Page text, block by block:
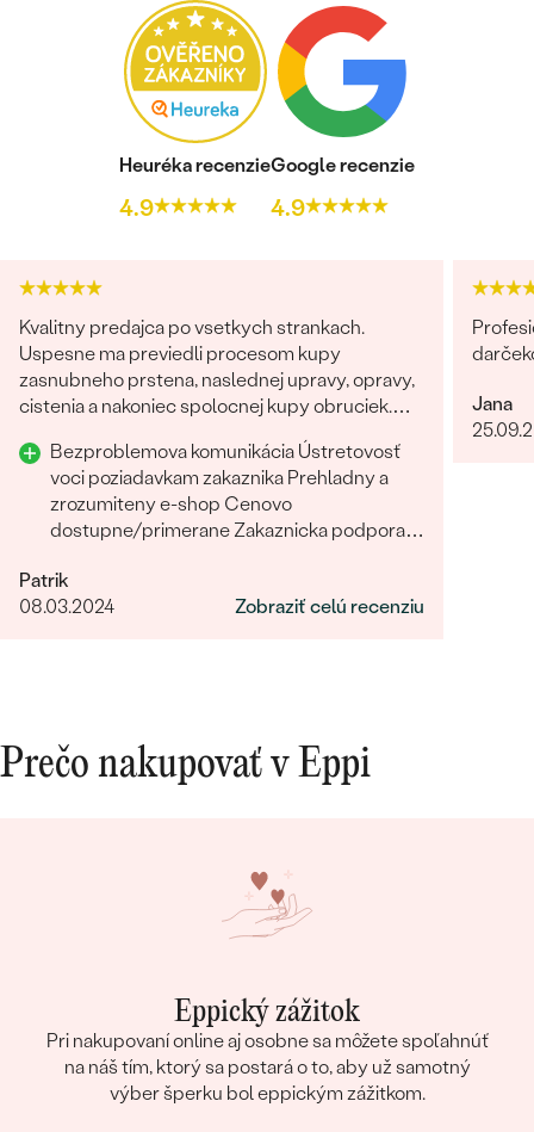
KARÁTOVÁ VÁHA:
0.08 ct
2 mm (0.04 ct)
Svetlo modrá
Prírodný
DRUH:
KARÁTOVÁ VÁHA:
0.072 ct
ROZMERY:
0.8 mm (0.003 ct)
TVAR:
Round
PÔVOD:
Prírodný
Heuréka recenzie
4.9
Google recenzie
4.9
Kvalitny predajca po vsetkych strankach.
Uspesne ma previedli procesom kupy
zasnubneho prstena, naslednej upravy, opravy,
cistenia a nakoniec spolocnej kupy obruciek.
Bezproblemova komunikácia Ústretovosť
voci poziadavkam zakaznika Prehladny a
zrozumiteny e-shop Cenovo
dostupne/primerane Zakaznicka podpora
ludsky pristup zamestnancov
Patrik
08.03.2024
Zobraziť celú recenziu
Jana
Prečo nakupovať v Eppi
Eppický zážitok
Pri nakupovaní online aj osobne sa môžete spoľahnúť
na náš tím, ktorý sa postará o to, aby už samotný
výber šperku bol eppickým zážitkom.